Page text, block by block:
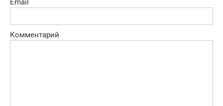
Email
Комментарий